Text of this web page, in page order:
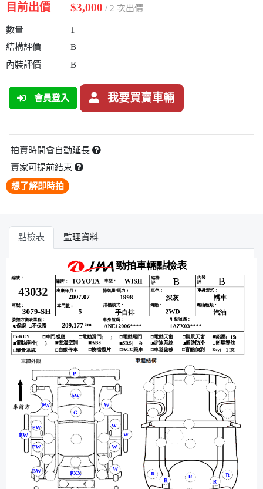
目前出價 $3,000 / 2 次出價
數量
1
結構評價
B
內裝評價
B
會員登入 我要買賣車輛
拍賣時間會自動延長
賣家可提前結束
想了解即時拍
點檢表 監理資料